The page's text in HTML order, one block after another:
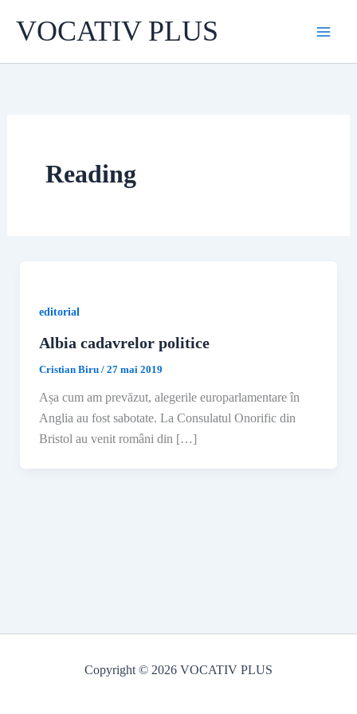
VOCATIV PLUS
Reading
editorial
Albia cadavrelor politice
Cristian Biru / 27 mai 2019
Așa cum am prevăzut, alegerile europarlamentare în
Anglia au fost sabotate. La Consulatul Onorific din
Bristol au venit români din […]
Copyright © 2026 VOCATIV PLUS